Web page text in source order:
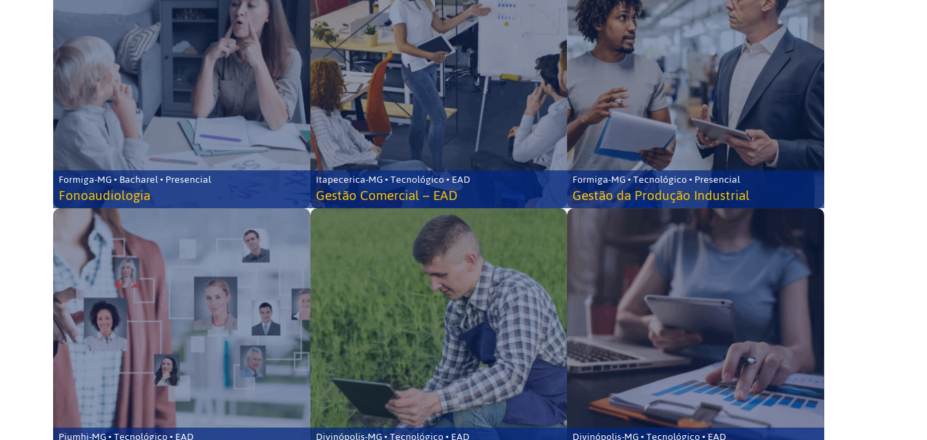
Formiga-MG • Bacharel • Presencial
Fonoaudiologia
Itapecerica-MG • Tecnológico • EAD
Gestão Comercial – EAD
Formiga-MG • Tecnológico • Presencial
Gestão da Produção Industrial